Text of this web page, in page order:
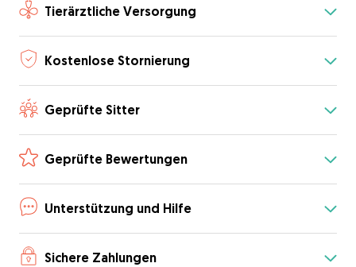
Tierärztliche Versorgung
Kostenlose Stornierung
Geprüfte Sitter
Geprüfte Bewertungen
Unterstützung und Hilfe
Sichere Zahlungen